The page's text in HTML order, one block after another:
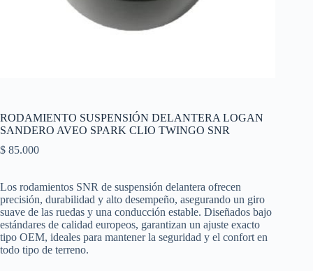
RODAMIENTO SUSPENSIÓN DELANTERA LOGAN
SANDERO AVEO SPARK CLIO TWINGO SNR
$ 85.000
Los rodamientos SNR de suspensión delantera ofrecen
precisión, durabilidad y alto desempeño, asegurando un giro
suave de las ruedas y una conducción estable. Diseñados bajo
estándares de calidad europeos, garantizan un ajuste exacto
tipo OEM, ideales para mantener la seguridad y el confort en
todo tipo de terreno.